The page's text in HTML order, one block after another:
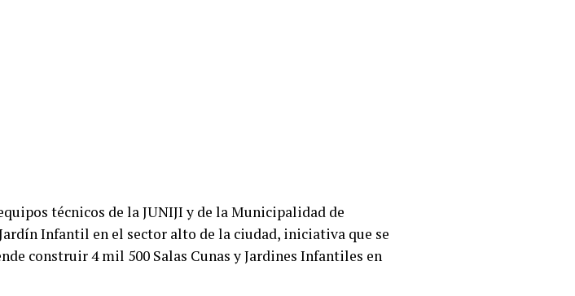
técnicos de la JUNIJI y de la Municipalidad de
Infantil en el sector alto de la ciudad, iniciativa que se
construir 4 mil 500 Salas Cunas y Jardines Infantiles en